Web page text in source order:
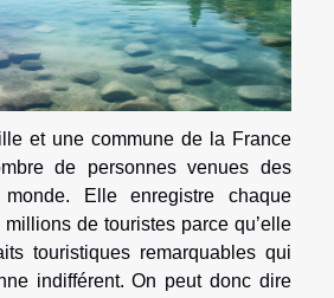
et une commune de la France
de personnes venues des
Elle enregistre chaque
de touristes parce qu’elle
touristiques remarquables qui
indifférent. On peut donc dire